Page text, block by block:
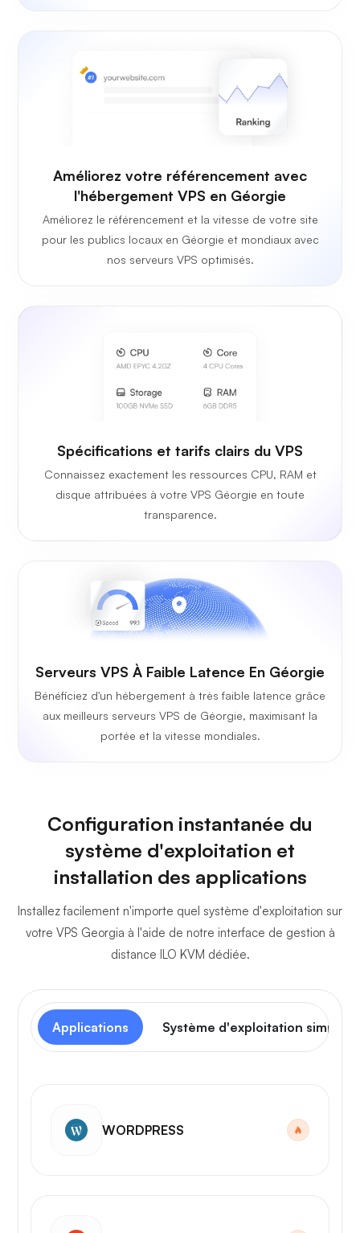
Améliorez votre référencement avec
l'hébergement VPS en Géorgie
Améliorez le référencement et la vitesse de votre site
pour les publics locaux en Géorgie et mondiaux avec
nos serveurs VPS optimisés.
Spécifications et tarifs clairs du VPS
Connaissez exactement les ressources CPU, RAM et
disque attribuées à votre VPS Géorgie en toute
transparence.
Serveurs VPS À Faible Latence En Géorgie
Bénéficiez d'un hébergement à très faible latence grâce
aux meilleurs serveurs VPS de Géorgie, maximisant la
portée et la vitesse mondiales.
Configuration instantanée du
système d'exploitation et
installation des applications
Installez facilement n'importe quel système d'exploitation sur
votre VPS Georgia à l'aide de notre interface de gestion à
distance ILO KVM dédiée.
Applications Système d'exploitation simple
WORDPRESS